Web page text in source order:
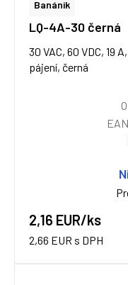
Banánik
LQ-4A-30 černá
30 VAC, 60 VDC, 19
pájení, černá
2,16 EUR/ks
2,66 EUR s DPH